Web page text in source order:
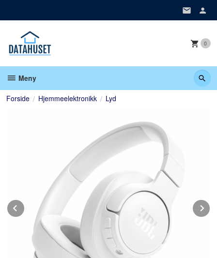
0
Meny
Forside Hjemmeelektronikk Lyd
Prev